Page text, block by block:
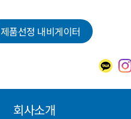
제품선정 내비게이터
회사소개